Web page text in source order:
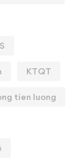
KTQT
tien luong